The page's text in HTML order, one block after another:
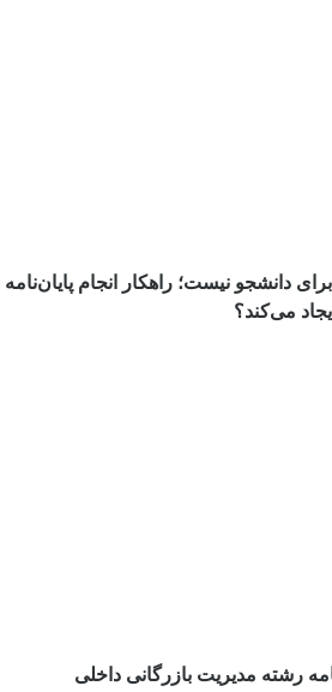
دانشجو نیست؛ راهکار انجام پایان‌نامه
می‌کند؟
رشته مدیریت بازرگانی داخلی